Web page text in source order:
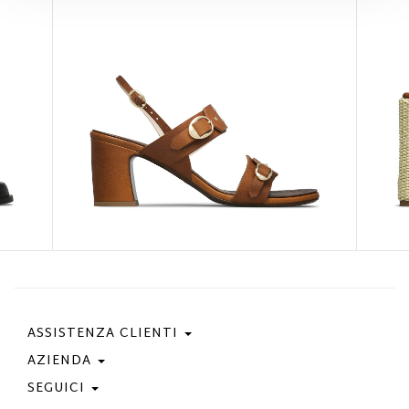
ASSISTENZA CLIENTI
Contattaci
Condizioni Di Acquisto
AZIENDA
Privacy Policy
SEGUICI